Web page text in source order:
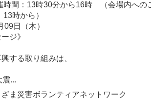
時間：13時30分から16時 （会場内への
時から）
日（木）
ジ》
する取り組みは、
...
ま災害ボランティアネットワーク